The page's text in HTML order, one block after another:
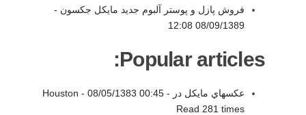
فروش پازل و پوستر آلبوم جدید مایکل جکسون -
08/09/1389 12:08
Popular articles:
عكسهاي مايكل در Houston - 08/05/1383 00:45 -
Read 281 times